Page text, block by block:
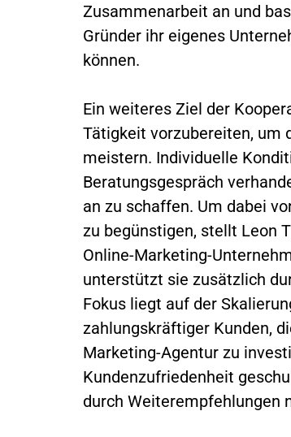
Zusammenarbeit an und
Gründer ihr eigenes
können.
Ein weiteres Ziel der
Tätigkeit vorzubereiten, um
meistern. Individuelle
Beratungsgespräch
an zu schaffen. Um dabei
zu begünstigen, stellt Leon
Online-Marketing-
unterstützt sie zusätzlich
Fokus liegt auf der
zahlungskräftiger Kunden,
Marketing-Agentur zu
Kundenzufriedenheit
durch Weiterempfehlungen